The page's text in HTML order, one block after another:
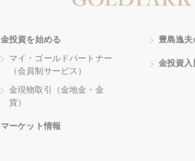
金投資を始める
マイ・ゴールドパートナー
（会員制サービス）
金現物取引（金地金・金
貨）
マーケット情報
豊島逸
金投資入